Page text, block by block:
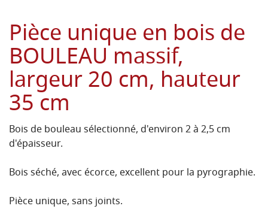
Pièce unique en bois de
BOULEAU massif,
largeur 20 cm, hauteur
35 cm
Bois de bouleau sélectionné, d'environ 2 à 2,5 cm
d'épaisseur.
Bois séché, avec écorce, excellent pour la pyrographie.
Pièce unique, sans joints.